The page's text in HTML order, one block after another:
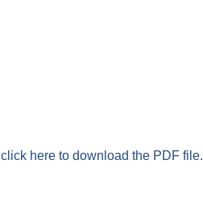
click here to download the PDF file.